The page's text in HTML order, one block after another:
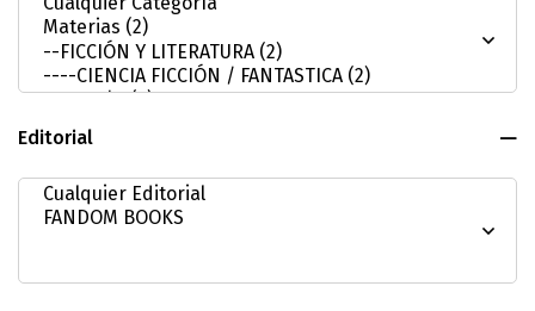
Editorial